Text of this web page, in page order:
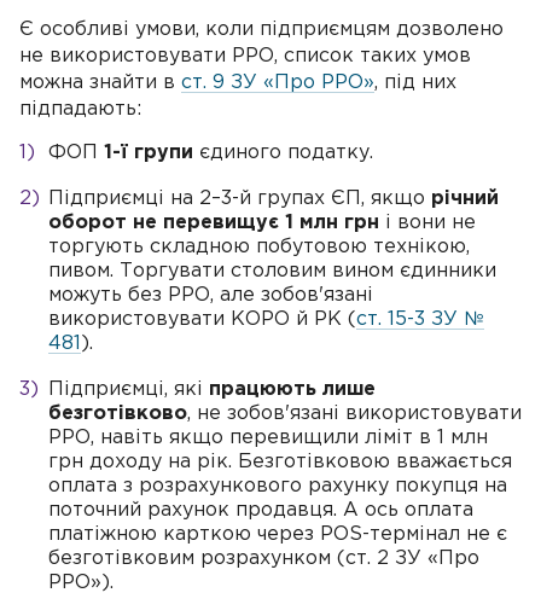
Є особливі умови, коли підприємцям дозволено
не використовувати РРО, список таких умов
можна знайти в ст. 9 ЗУ «Про РРО», під них
підпадають:
ФОП 1-ї групи єдиного податку.
Підприємці на 2–3-й групах ЄП, якщо річний
оборот не перевищує 1 млн грн і вони не
торгують складною побутовою технікою,
пивом. Торгувати столовим вином єдинники
можуть без РРО, але зобов'язані
використовувати КОРО й РК ( ст. 15-3 ЗУ №
481
).
Підприємці, які працюють лише
безготівково, не зобов'язані використовувати
РРО, навіть якщо перевищили ліміт в 1 млн
грн доходу на рік. Безготівковою вважається
оплата з розрахункового рахунку покупця на
поточний рахунок продавця. А ось оплата
платіжною карткою через POS-термінал не є
безготівковим розрахунком (ст. 2 ЗУ «Про
РРО»).